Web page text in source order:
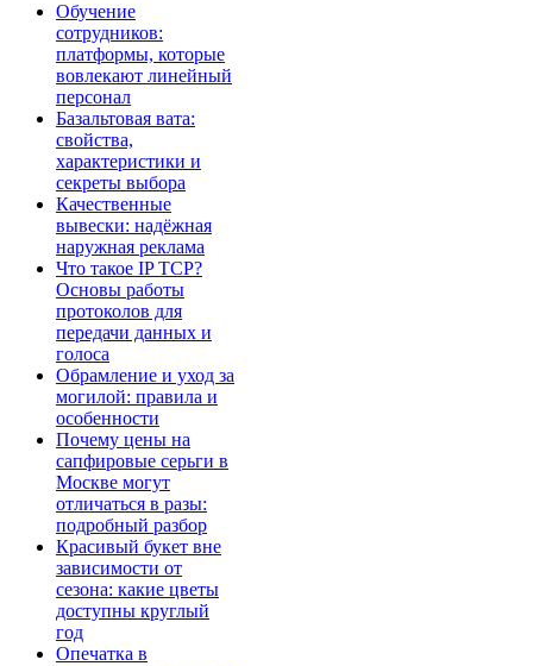
Обучение
сотрудников:
платформы, которые
вовлекают линейный
персонал
Базальтовая вата:
свойства,
характеристики и
секреты выбора
Качественные
вывески: надёжная
наружная реклама
Что такое IP TCP?
Основы работы
протоколов для
передачи данных и
голоса
Обрамление и уход за
могилой: правила и
особенности
Почему цены на
сапфировые серьги в
Москве могут
отличаться в разы:
подробный разбор
Красивый букет вне
зависимости от
сезона: какие цветы
доступны круглый
год
Опечатка в